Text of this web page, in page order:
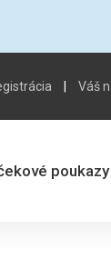
| Váš
poukazy